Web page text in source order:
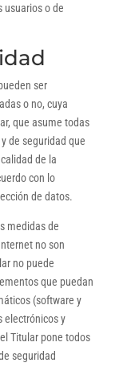
usuarios o de
ser
o no, cuya
que asume todas
de seguridad que
de la
con lo
de datos.
medidas de
no son
no puede
que puedan
(software y
electrónicos y
Titular pone todos
seguridad